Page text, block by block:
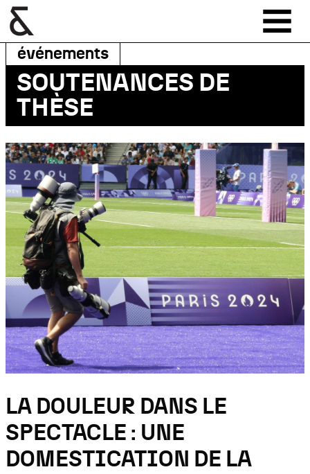
événements
SOUTENANCES DE
THÈSE
LA DOULEUR DANS LE
SPECTACLE : UNE
DOMESTICATION DE LA